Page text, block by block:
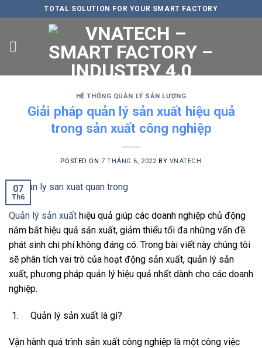
to
TOTAL SOLUTION FOR YOUR SMART FACTORY
HỆ THỐNG QUẢN LÝ SẢN LƯỢNG
Giải pháp quản lý sản xuất hiệu quả
trong sản xuất công nghiệp
POSTED ON7 THÁNG 6, 2022 BY VNATECH
07
Th6
Quản lý sản xuất hiệu quả giúp các doanh nghiệp chủ động
nắm bắt hiệu quả sản xuất, giảm thiểu tối đa những vấn đề
phát sinh chi phí không đáng có. Trong bài viết này chúng tôi
sẽ phân tích vai trò của hoạt động sản xuất, quản lý sản
xuất, phương pháp quản lý hiệu quả nhất dành cho các doanh
nghiệp.
Quản lý sản xuất là gì?
Vận hành quá trình sản xuất công nghiệp là một công việc